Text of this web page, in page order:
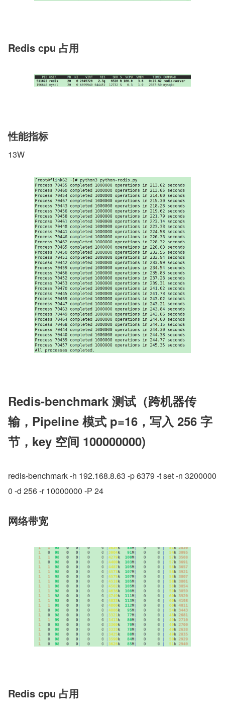
Redis cpu 占用
性能指标
13W
Redis-benchmark 测试（跨机器传
输，Pipeline 模式 p=16，写入 256 字
节，key 空间 100000000)
redis-benchmark -h 192.168.8.63 -p 6379 -t set -n 3200000
0 -d 256 -r 10000000 -P 24
网络带宽
Redis cpu 占用